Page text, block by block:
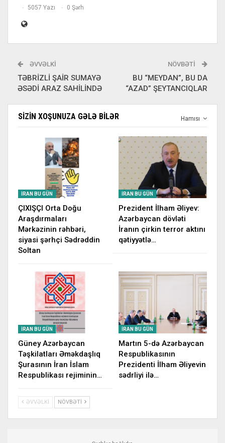
5057 Yazı 0 Şərh
ƏVVƏLKI
TƏBRİZLİ ŞAİR SUMAYƏ
ƏSƏDİ ARAZ SAHİLİNDƏ
NÖVBƏTI
BU “MEYDAN”, BU DA
“AZAD” ŞEYTANCIQLAR
Hamısı
SIZIN XOŞUNUZA GƏLƏ BILƏR
İRAN BU GÜN
ÇIXIŞÇI Orta Doğu
Araşdırmaları
Mərkəzinin rəhbəri,
siyasi şərhçi Sədrəddin
Soltan
İRAN BU GÜN
Prezident İlham Əliyev:
Azərbaycan dövləti
İranın çirkin terror aktını
qətiyyətlə…
İRAN BU GÜN
Güney Azərbaycan
Təşkilatları Əməkdaşlıq
Şurasının İran İslam
Respublikası rejiminin…
İRAN BU GÜN
Martın 5-də Azərbaycan
Respublikasının
Prezidenti İlham Əliyevin
sədrliyi ilə…
ƏVVƏLKI NÖVBƏTI